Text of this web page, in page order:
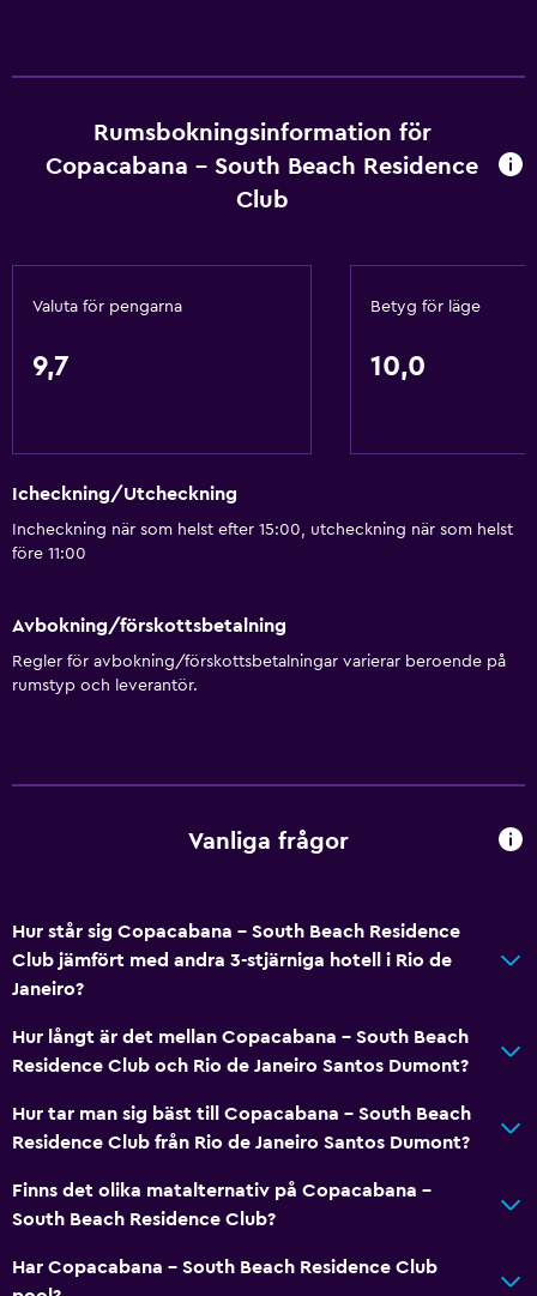
Gratis WiFi
Wifi tillgängligt i alla områden
Luftkonditionering
Toalettpapper
Rökning förbjuden
Tjänster och bekvämligheter
Media och underhållning
Flat-screen TV
Utomhus
Restauranger
Matbord
Cykeluthyrning
Rumsbokningsinformation för
Copacabana - South Beach Residence
Club
Valuta för pengarna
9,7
Betyg för läge
10,0
Icheckning/Utcheckning
Incheckning när som helst efter 15:00, utcheckning när som helst
före 11:00
Avbokning/förskottsbetalning
Regler för avbokning/förskottsbetalningar varierar beroende på
rumstyp och leverantör.
Vanliga frågor
Hur står sig Copacabana - South Beach Residence
Club jämfört med andra 3-stjärniga hotell i Rio de
Janeiro?
Hur långt är det mellan Copacabana - South Beach
Residence Club och Rio de Janeiro Santos Dumont?
Hur tar man sig bäst till Copacabana - South Beach
Residence Club från Rio de Janeiro Santos Dumont?
Finns det olika matalternativ på Copacabana -
South Beach Residence Club?
Har Copacabana - South Beach Residence Club